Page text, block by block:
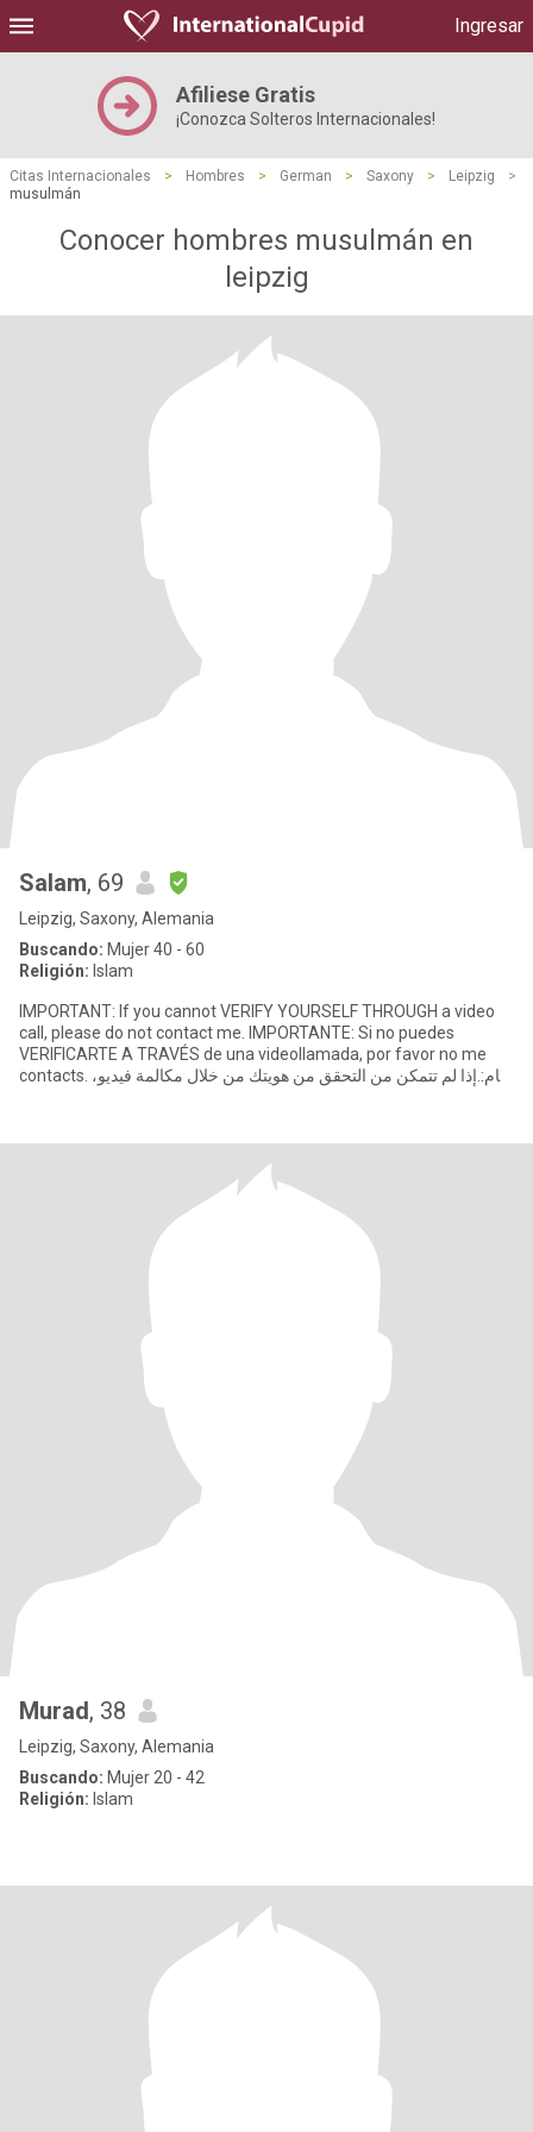
Ingresar
Afiliese Gratis
¡Conozca Solteros Internacionales!
Citas Internacionales > Hombres > German > Saxony > Leipzig
>
musulmán
Conocer hombres musulmán en
leipzig
Salam, 69
Leipzig, Saxony, Alemania
Buscando: Mujer 40 - 60
Religión: Islam
IMPORTANT: If you cannot VERIFY YOURSELF THROUGH a video
call, please do not contact me. IMPORTANTE: Si no puedes
VERIFICARTE A TRAVÉS de una videollamada, por favor no me
contacts. هام: إذا لم تتمكن من التحقق من هويتك من خلال مكالمة فيديو،
Murad, 38
Leipzig, Saxony, Alemania
Buscando: Mujer 20 - 42
Religión: Islam